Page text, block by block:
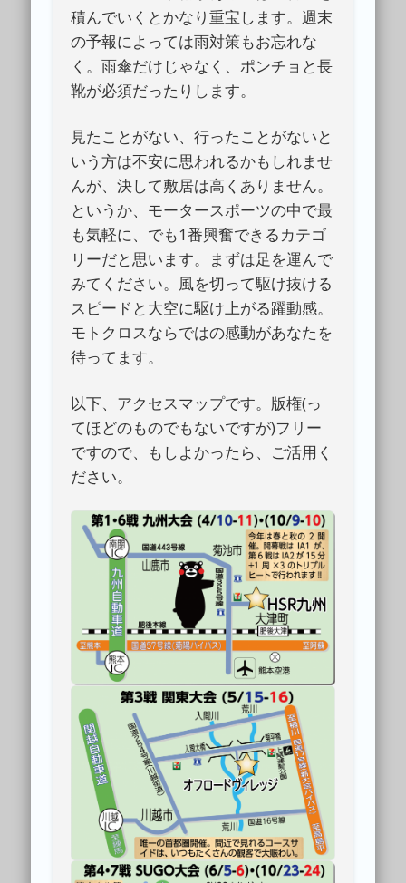
積んでいくとかなり重宝します。週末
の予報によっては雨対策もお忘れな
く。雨傘だけじゃなく、ポンチョと長
靴が必須だったりします。
見たことがない、行ったことがないと
いう方は不安に思われるかもしれませ
んが、決して敷居は高くありません。
というか、モータースポーツの中で最
も気軽に、でも1番興奮できるカテゴ
リーだと思います。まずは足を運んで
みてください。風を切って駆け抜ける
スピードと大空に駆け上がる躍動感。
モトクロスならではの感動があなたを
待ってます。
以下、アクセスマップです。版権(っ
てほどのものでもないですが)フリー
ですので、もしよかったら、ご活用く
ださい。